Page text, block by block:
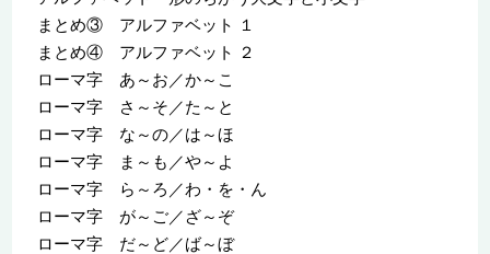
まとめ③ アルファベット １
まとめ④ アルファベット ２
ローマ字 あ～お／か～こ
ローマ字 さ～そ／た～と
ローマ字 な～の／は～ほ
ローマ字 ま～も／や～よ
ローマ字 ら～ろ／わ・を・ん
ローマ字 が～ご／ざ～ぞ
ローマ字 だ～ど／ば～ぼ